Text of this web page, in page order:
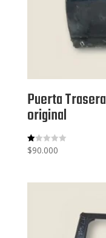
Puerta
original
V
al
co
$90.000